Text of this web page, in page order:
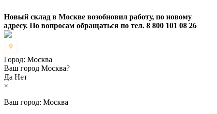
Новый склад в Москве возобновил работу, по новому
адресу. По вопросам обращаться по тел. 8 800 101 08 26
Город: Москва
Ваш город Москва?
Да Нет
×
Ваш город: Москва